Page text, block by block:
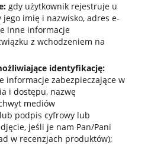
gdy użytkownik rejestruje u
imię i nazwisko, adres e-
inne informacje
z wchodzeniem na
identyfikację:
informacje zabezpieczające w
i dostępu, nazwę
mediów
podpis cyfrowy lub
jeśli je nam Pan/Pani
w recenzjach produktów);